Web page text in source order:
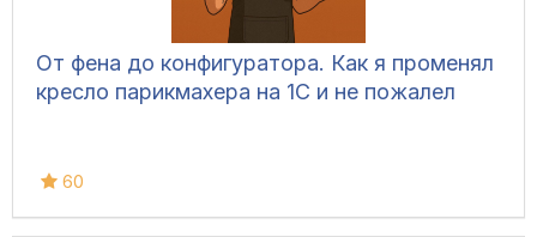
От фена до конфигуратора. Как я променял
кресло парикмахера на 1С и не пожалел
60